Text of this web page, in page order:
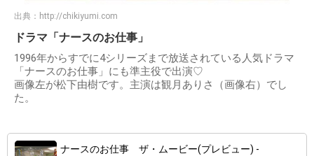
出典： http://chikiyumi.com
ドラマ「ナースのお仕事」
1996年からすでに4シリーズまで放送されている人気ドラマ
「ナースのお仕事」にも準主役で出演♡
画像左が松下由樹です。主演は観月ありさ（画像右）でし
た。
ナースのお仕事 ザ・ムービー(プレビュー) -